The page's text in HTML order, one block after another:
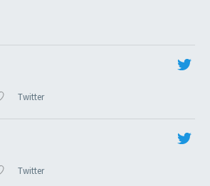
Twitter
Twitter